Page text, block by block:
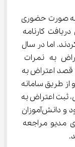
به صورت حضوری
برای دریافت کارنامه
نهایی خود به مدرسه مراجعه می‌کردند. اما در سال
به نمرات
دانش‌آموزانی که قصد اعتراض به
از طریق سامانه
ثبت اعتراض به
صورت اینترنتی در این سامانه انجام می‌شود و دانش‌آموزان
مدیو مراجعه